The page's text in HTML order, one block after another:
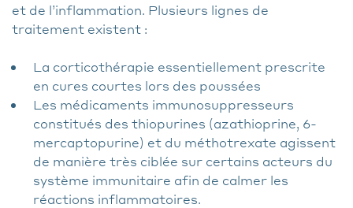
et de l’inflammation. Plusieurs lignes de
traitement existent :
La corticothérapie essentiellement prescrite
en cures courtes lors des poussées
Les médicaments immunosuppresseurs
constitués des thiopurines (azathioprine, 6-
mercaptopurine) et du méthotrexate agissent
de manière très ciblée sur certains acteurs du
système immunitaire afin de calmer les
réactions inflammatoires.